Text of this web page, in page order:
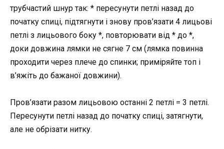
трубчастий шнур так: * пересунути петлі назад до
початку спиці, підтягнути і знову пров’язати 4 лицьові
петлі з лицьового боку *, повторювати від * до *,
доки довжина лямки не сягне 7 см (лямка повинна
проходити через плече до спинки; приміряйте топ і
в’яжіть до бажаної довжини).
Пров’язати разом лицьовою останні 2 петлі = 3 петлі.
Пересунути петлі назад до початку спиці, затягнути,
але не обрізати нитку.